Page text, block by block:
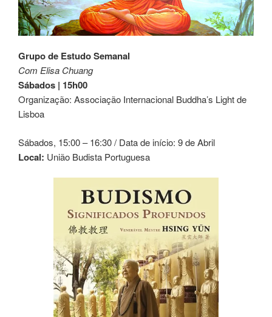
Grupo de Estudo Semanal
Com Elisa Chuang
Sábados | 15h00
Organização: Associação Internacional Buddha’s Light de
Lisboa
Sábados, 15:00 – 16:30 / Data de início: 9 de Abril
Local: União Budista Portuguesa